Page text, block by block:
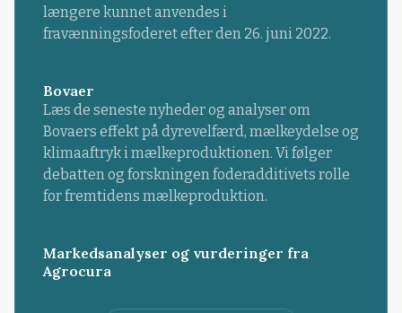
længere kunnet anvendes i
fravænningsfoderet efter den 26. juni 2022.
Bovaer
Læs de seneste nyheder og analyser om
Bovaers effekt på dyrevelfærd, mælkeydelse og
klimaaftryk i mælkeproduktionen. Vi følger
debatten og forskningen foderadditivets rolle
for fremtidens mælkeproduktion.
Markedsanalyser og vurderinger fra
Agrocura